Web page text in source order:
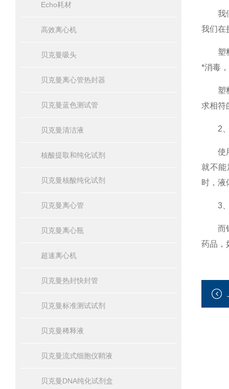
Echo耗材
高效离心机
贝克曼吸头
贝克曼离心管热封器
贝克曼蓝色测试管
贝克曼清洁液
核酸提取和纯化试剂
贝克曼核酸纯化试剂
贝克曼离心管
贝克曼离心瓶
超速离心机
贝克曼热封快封管
贝克曼标准测试试剂
贝克曼稀释液
贝克曼流式细胞仪鞘液
贝克曼DNA纯化试剂盒
我们
我们在
塑料
*消毒
塑料
求相符
2、
使用
就不
时，液
3、
而钢
药品，